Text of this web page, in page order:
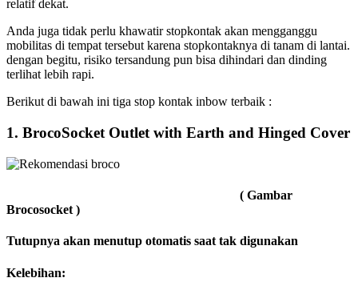
relatif dekat.
Anda juga tidak perlu khawatir stopkontak akan mengganggu
mobilitas di tempat tersebut karena stopkontaknya di tanam di lantai.
dengan begitu, risiko tersandung pun bisa dihindari dan dinding
terlihat lebih rapi.
Berikut di bawah ini tiga stop kontak inbow terbaik :
1. BrocoSocket Outlet with Earth and Hinged Cover
( Gambar
Brocosocket )
Tutupnya akan menutup otomatis saat tak digunakan
Kelebihan: